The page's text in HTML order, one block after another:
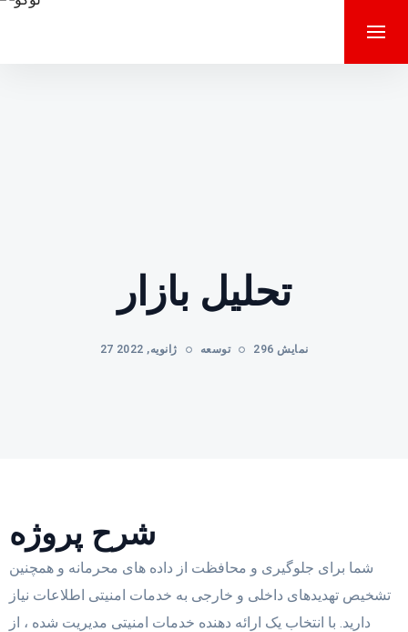
تحلیل بازار
27 ژانویه, 2022 توسعه 296 نمایش
شرح پروژه
شما برای جلوگیری و محافظت از داده های محرمانه و همچنین
تشخیص تهدیدهای داخلی و خارجی به خدمات امنیتی اطلاعات نیاز
دارید. با انتخاب یک ارائه دهنده خدمات امنیتی مدیریت شده ، از